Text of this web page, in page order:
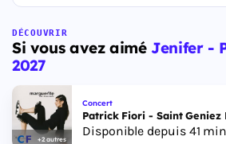
DÉCOUVRIR
Si vous avez aimé Jenifer -
2027
+2 autres
Concert
Patrick Fiori - Saint Geniez
Disponible depuis 41